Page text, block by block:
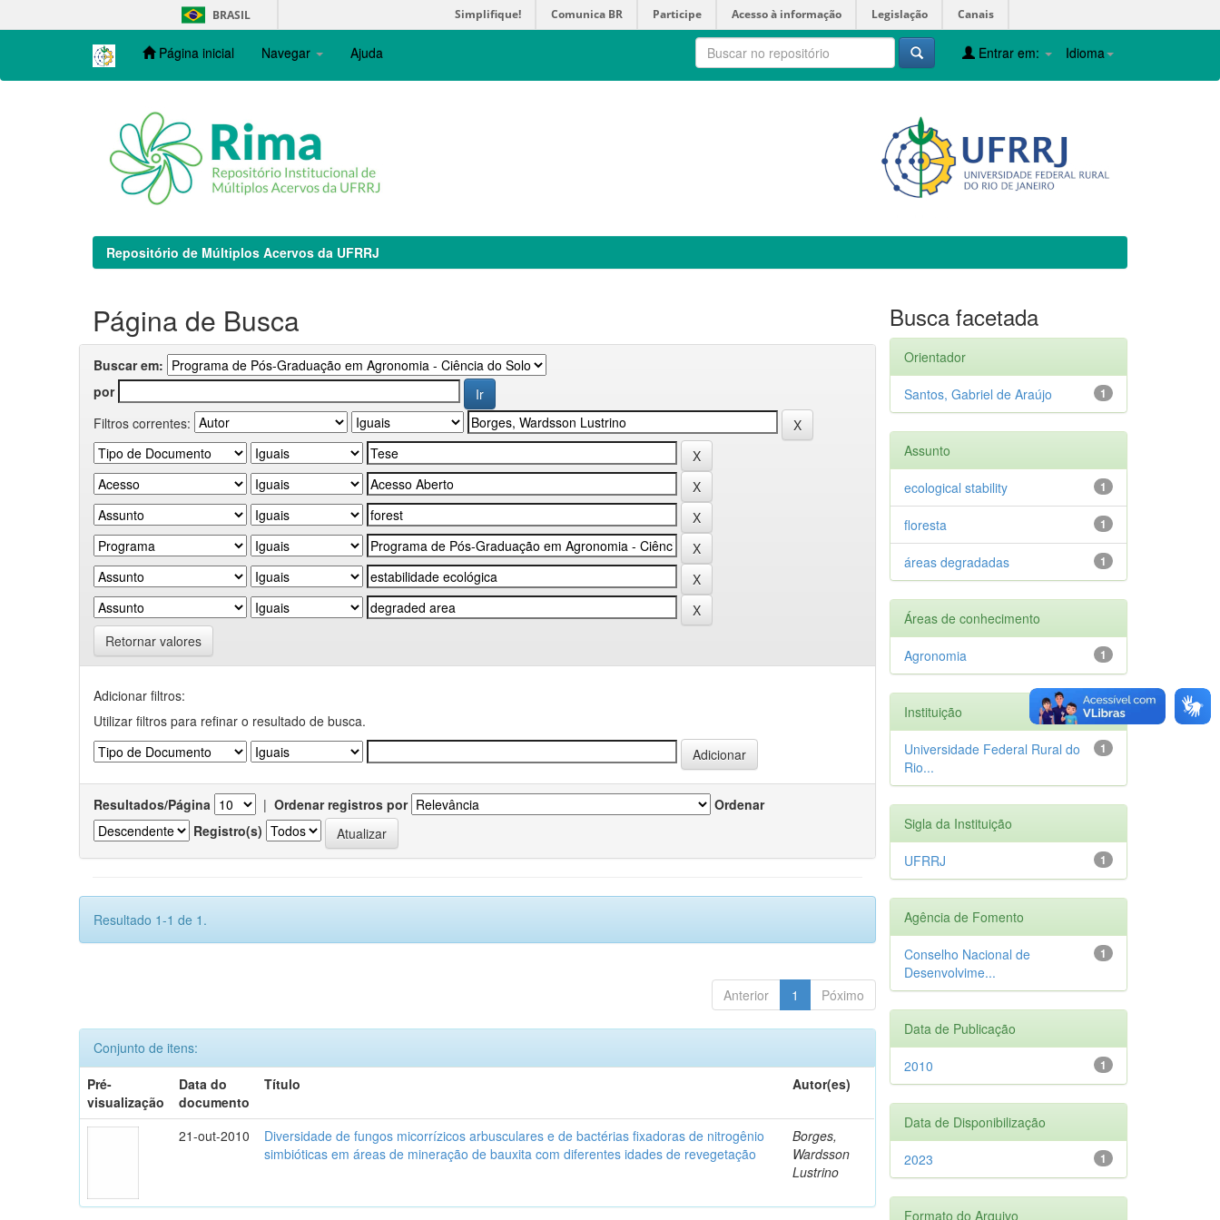
navigation
BRASIL Simplifique! Comunica BR Participe Acesso à informação Legislação Canais
Página inicial Navegar Ajuda Idioma
Entrar em:
Repositório de Múltiplos Acervos da UFRRJ
Página de Busca
Buscar em:
por
Filtros correntes:
Retornar valores
Adicionar filtros:
Utilizar filtros para refinar o resultado de busca.
Resultados/Página | Ordenar registros por
Ordenar
Registro(s)
Resultado 1-1 de 1.
Anterior 1 Póximo
Conjunto de itens:
Pré-
visualização
Data do
documento
Título Autor(es)
21-out-2010
Diversidade de fungos micorrízicos arbusculares e de bactérias fixadoras de nitrogênio
simbióticas em áreas de mineração de bauxita com diferentes idades de revegetação
Borges,
Wardsson
Lustrino
Busca facetada
Orientador
1
Santos, Gabriel de Araújo
Assunto
1
ecological stability
1
floresta
1
áreas degradadas
Áreas de conhecimento
1
Agronomia
Instituição
1
Universidade Federal Rural do
Rio...
Sigla da Instituição
1
UFRRJ
Agência de Fomento
1
Conselho Nacional de
Desenvolvime...
Data de Publicação
1
2010
Data de Disponibilização
1
2023
Formato do Arquivo